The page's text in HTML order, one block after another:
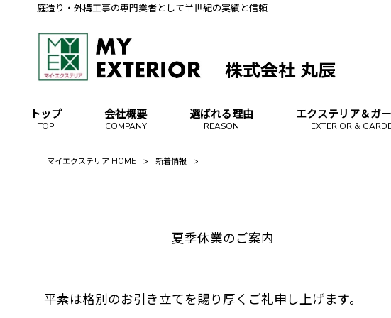
庭造り・外構工事の専門業者として半世紀の実績と信頼
トップ
TOP
会社概要
COMPANY
選ばれる理由
REASON
エクステリア＆ガ
EXTERIOR &
マイエクステリア HOME > 新着情報 >
夏季休業のご案内
平素は格別のお引き立てを賜り厚くご礼申し上げます。